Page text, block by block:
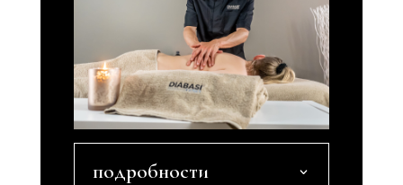
подробности